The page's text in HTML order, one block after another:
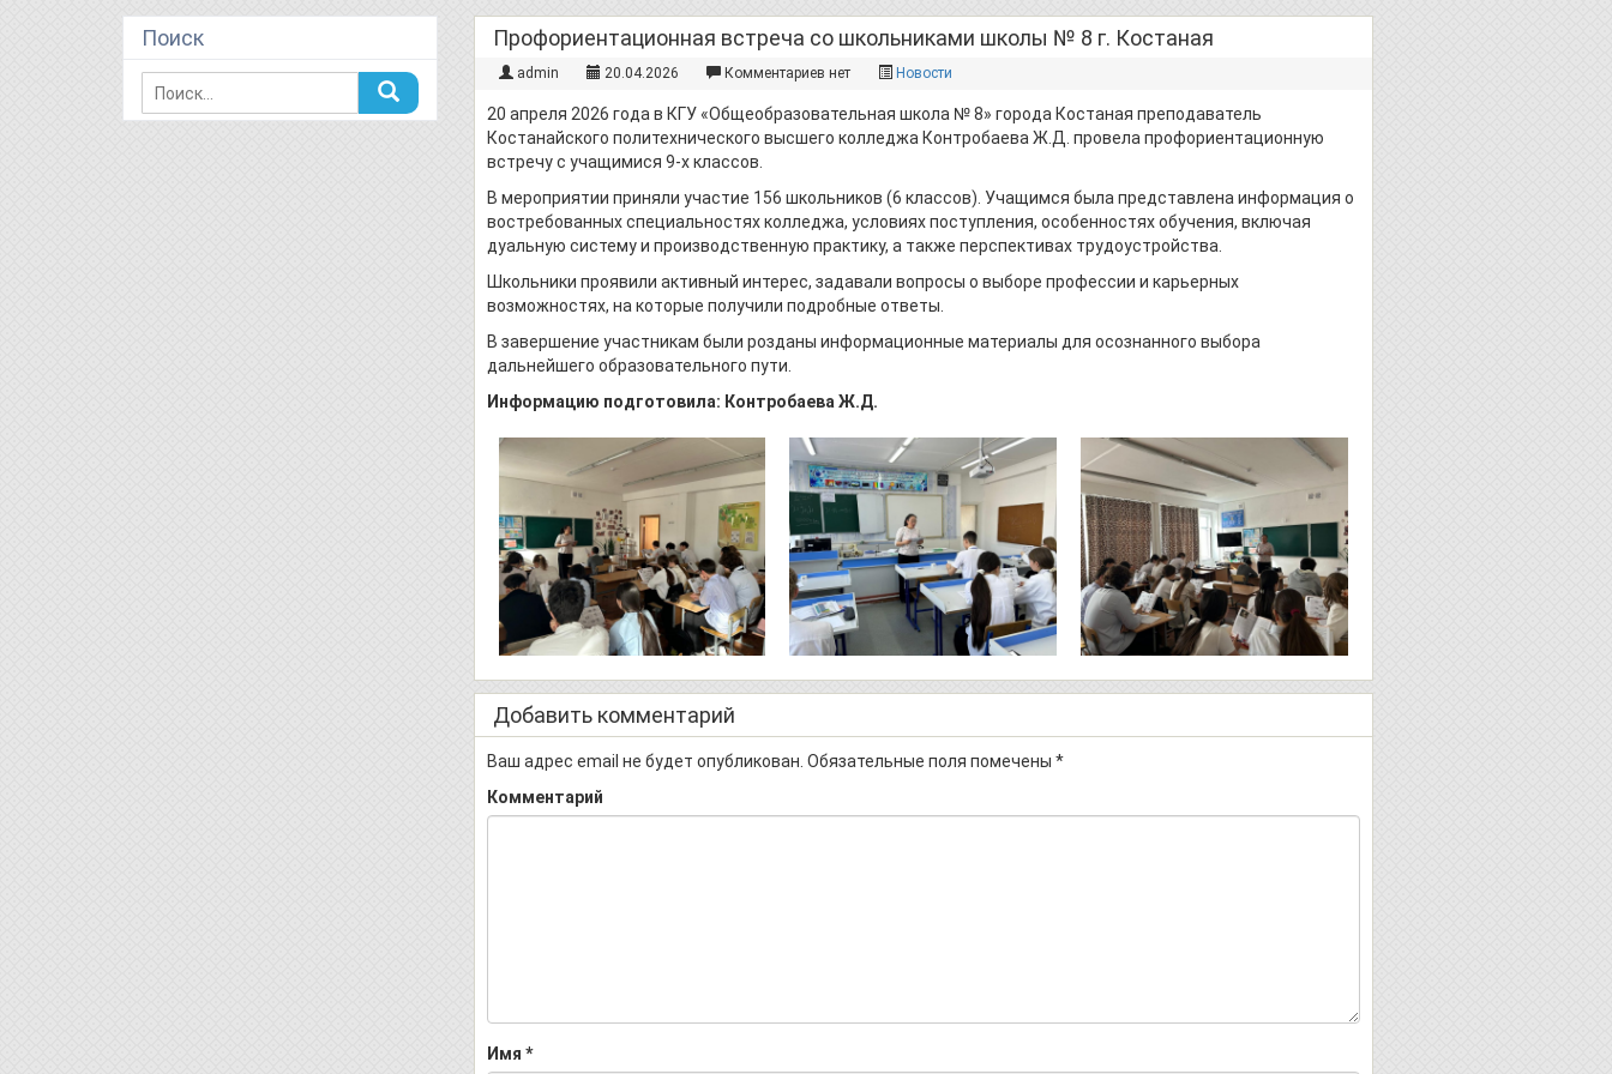
Профориентационная встреча со школьниками школы № 8 г. Костаная
admin 20.04.2026 Комментариев нет Новости
20 апреля 2026 года в КГУ «Общеобразовательная школа № 8» города Костаная преподаватель
Костанайского политехнического высшего колледжа Контробаева Ж.Д. провела профориентационную
встречу с учащимися 9-х классов.
В мероприятии приняли участие 156 школьников (6 классов). Учащимся была представлена информация о
востребованных специальностях колледжа, условиях поступления, особенностях обучения, включая
дуальную систему и производственную практику, а также перспективах трудоустройства.
Школьники проявили активный интерес, задавали вопросы о выборе профессии и карьерных
возможностях, на которые получили подробные ответы.
В завершение участникам были розданы информационные материалы для осознанного выбора
дальнейшего образовательного пути.
Информацию подготовила: Контробаева Ж.Д.
Добавить комментарий
Ваш адрес email не будет опубликован. Обязательные поля помечены *
Комментарий
Имя *
Поиск